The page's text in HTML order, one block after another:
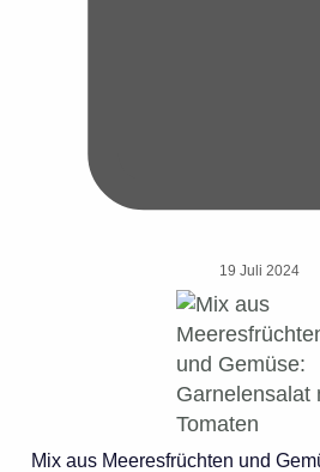
19 Juli 2024
Mix aus Meeresfrüchten und